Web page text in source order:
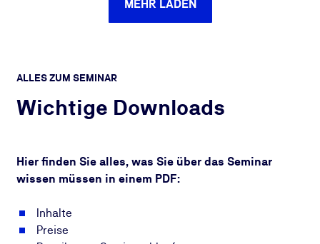
MEHR LADEN
ALLES ZUM SEMINAR
Wichtige Downloads
Hier finden Sie alles, was Sie über das Seminar
wissen müssen in einem PDF:
Inhalte
Preise